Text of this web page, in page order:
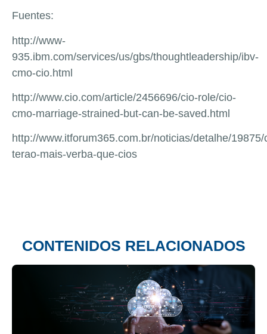
Fuentes:
http://www-
935.ibm.com/services/us/gbs/thoughtleadership/ibv-
cmo-cio.html
http://www.cio.com/article/2456696/cio-role/cio-
cmo-marriage-strained-but-can-be-saved.html
http://www.itforum365.com.br/noticias/detalhe/19875/
terao-mais-verba-que-cios
CONTENIDOS RELACIONADOS